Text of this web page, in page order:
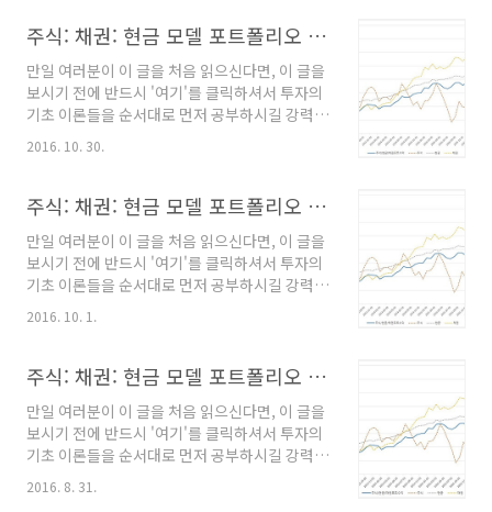
정립된 투자 규칙을 흔들림없이 오랜 기간 유지
하기가 사실상 불가능하기 때문입니다. --------
----------------------------------------------
-------------------------- 주식:채권:현금 혼합
평균 모멘텀 비중 분산투자 전략(전략에 대한 상
세한 내용은 링크를 클릭하시기 바랍니다.) 2016
주식: 채권: 현금 모델 포트폴리오 (19)
만일 여러분이 이 글을 처음 읽으신다면, 이 글을
보시기 전에 반드시 '여기'를 클릭하셔서 투자의
기초 이론들을 순서대로 먼저 공부하시길 강력히
면 왜 이런 식의 투자를 해야하는지 이해하기 어
정립된 투자 규칙을 흔들림없이 오랜 기간 유지
하기가 사실상 불가능하기 때문입니다. --------
----------------------------------------------
-------------------------- 주식:채권:현금 혼합
평균 모멘텀 비중 분산투자 전략(전략에 대한 상
세한 내용은 링크를 클릭하시기 바랍니다.) 2016
2016. 10. 30.
주식: 채권: 현금 모델 포트폴리오 (18)
만일 여러분이 이 글을 처음 읽으신다면, 이 글을
보시기 전에 반드시 '여기'를 클릭하셔서 투자의
기초 이론들을 순서대로 먼저 공부하시길 강력히
면 왜 이런 식의 투자를 해야하는지 이해하기 어
정립된 투자 규칙을 흔들림없이 오랜 기간 유지
하기가 사실상 불가능하기 때문입니다. --------
----------------------------------------------
-------------------------- 주식:채권:현금 혼합
평균 모멘텀 비중 분산투자 전략 (전략에 대한 상
세한 내용은 링크를 클릭하시기 바랍니다.) 2016
2016. 10. 1.
주식: 채권: 현금 모델 포트폴리오 (17)
만일 여러분이 이 글을 처음 읽으신다면, 이 글을
보시기 전에 반드시 '여기'를 클릭하셔서 투자의
기초 이론들을 순서대로 먼저 공부하시길 강력히
요청합니다. 왜냐하면, 이 내용을 알고 있지 않으
면 왜 이런 식의 투자를 해야하는지 이해하기 어
2016. 8. 31.